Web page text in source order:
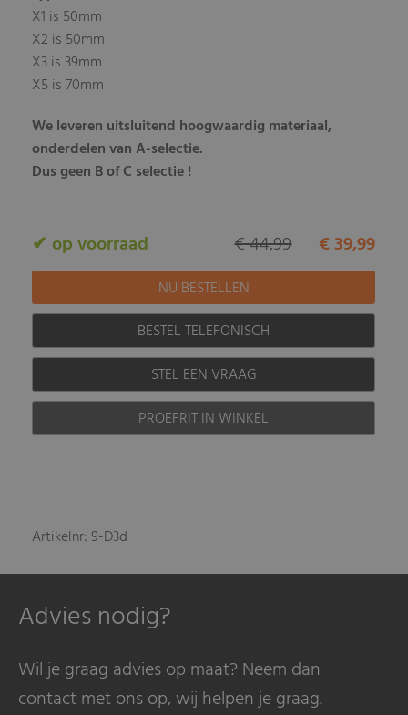
X1 is 50mm
X2 is 50mm
X3 is 39mm
X5 is 70mm
We leveren uitsluitend hoogwaardig materiaal,
onderdelen van A-selectie.
Dus geen B of C selectie !
✔ op voorraad € 39,99
€ 44,99
BESTEL TELEFONISCH
STEL EEN VRAAG
PROEFRIT IN WINKEL
Artikelnr: 9-D3d
Advies nodig?
Wil je graag advies op maat? Neem dan
contact met ons op, wij helpen je graag.